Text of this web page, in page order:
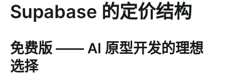
Supabase 的定价结构
免费版 —— AI 原型开发的理想
选择